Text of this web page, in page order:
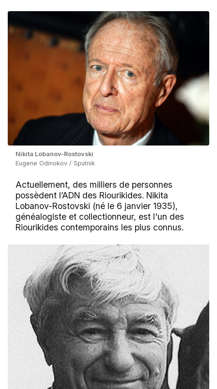
Nikita Lobanov-Rostovski
Eugene Odinokov / Sputnik
Actuellement, des milliers de personnes
possèdent l’ADN des Riourikides. Nikita
Lobanov-Rostovski (né le 6 janvier 1935),
généalogiste et collectionneur, est l'un des
Riourikides contemporains les plus connus.